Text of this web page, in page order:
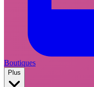
Boutiques
Plus